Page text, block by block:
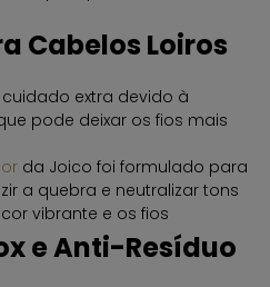
químicos.
Cabelos Loiros
extra devido à
pode deixar os fios mais
da Joico foi formulado para
a quebra e neutralizar tons
vibrante e os fios
e Anti-Resíduo